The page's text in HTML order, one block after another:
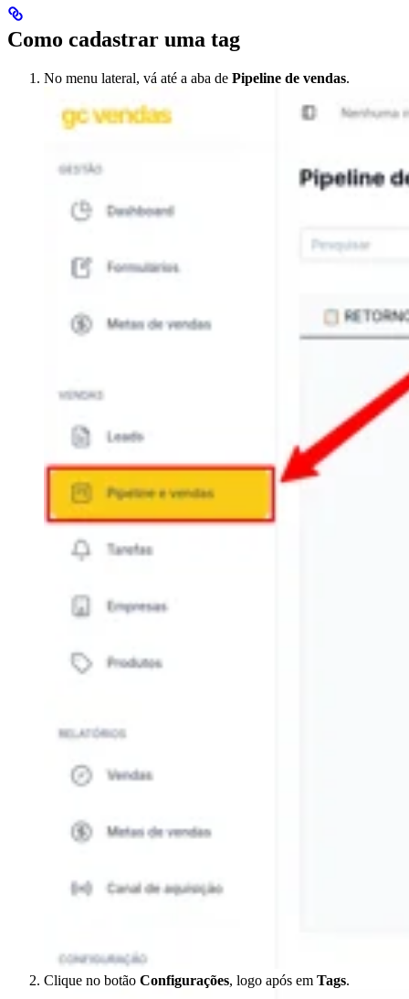
Como cadastrar uma tag
No menu lateral, vá até a aba de Pipeline de vendas.
Clique no botão Configurações, logo após em Tags.